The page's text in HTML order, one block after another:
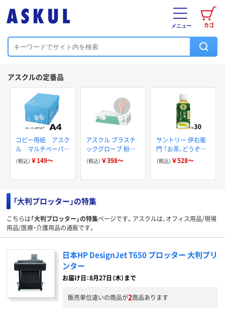
カゴ
メニュー
アスクルの定番品
コピー用紙 アスク
ル マルチペーパー
スーパーホワイト+
（税込） ￥149～
アスクル プラスチ
ックグローブ 粉な
し（パウダーフリー）
（税込） ￥398～
サントリー 伊右衛
門 「お茶、どうぞ。」
緑茶
（税込） ￥528～
「大判プロッター」の特集
こちらは「大判プロッター」の特集ページです。アスクルは、オフィス用品/現場
用品/医療・介護用品の通販です。
日本HP DesignJet T650 プロッター 大判プリ
ンター
お届け日：8月27日（木）まで
販売単位違いの商品が2商品あります